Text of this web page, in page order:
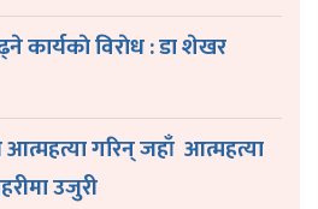
कार्यकाे विराेध : डा शेखर
गरिन् जहाँ आत्महत्या
उजुरी